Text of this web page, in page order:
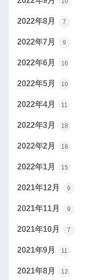
2022年8月 7
2022年7月 9
2022年6月 16
2022年5月 10
2022年4月 11
2022年3月 18
2022年2月 18
2022年1月 15
2021年12月 9
2021年11月 9
2021年10月 7
2021年9月 11
2021年8月 12